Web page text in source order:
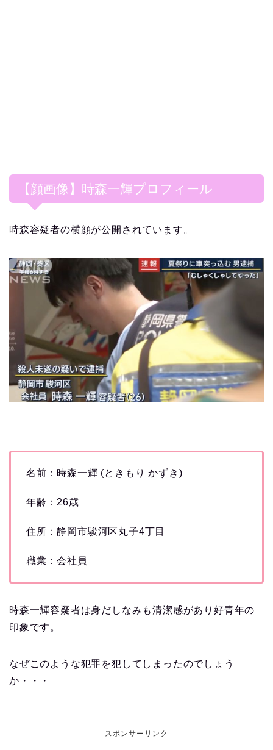
【顔画像】時森一輝プロフィール
時森容疑者の横顔が公開されています。
名前：時森一輝 (ときもり かずき)
年齢：26歳
住所：静岡市駿河区丸子4丁目
職業：会社員
時森一輝容疑者は身だしなみも清潔感があり好青年の
印象です。
なぜこのような犯罪を犯してしまったのでしょう
か・・・
スポンサーリンク